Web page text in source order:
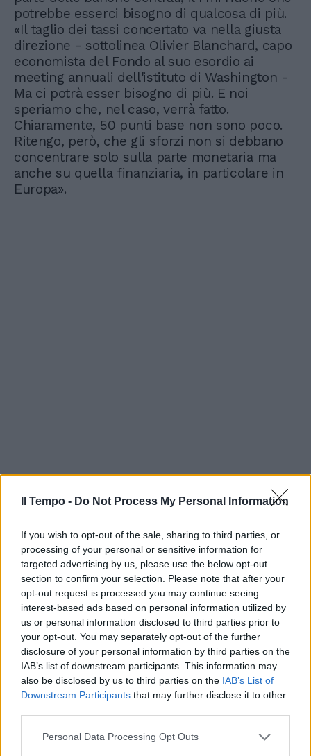
Il Tempo - Do Not Process My Personal Information
If you wish to opt-out of the sale, sharing to third parties, or
processing of your personal or sensitive information for
targeted advertising by us, please use the below opt-out
section to confirm your selection. Please note that after your
opt-out request is processed you may continue seeing
interest-based ads based on personal information utilized by
us or personal information disclosed to third parties prior to
your opt-out. You may separately opt-out of the further
disclosure of your personal information by third parties on the
IAB’s list of downstream participants. This information may
also be disclosed by us to third parties on the IAB’s List of
Downstream Participants that may further disclose it to other
Personal Data Processing Opt Outs
potrebbe esserci bisogno di qualcosa di più.
«Il taglio dei tassi concertato va nella giusta
direzione - sottolinea Olivier Blanchard, capo
economista del Fondo al suo esordio ai
meeting annuali dell'istituto di Washington -
Ma ci potrà esser bisogno di più. E noi
speriamo che, nel caso, verrà fatto.
Chiaramente, 50 punti base non sono poco.
Ritengo, però, che gli sforzi non si debbano
concentrare solo sulla parte monetaria ma
anche su quella finanziaria, in particolare in
Europa».
In evidenza